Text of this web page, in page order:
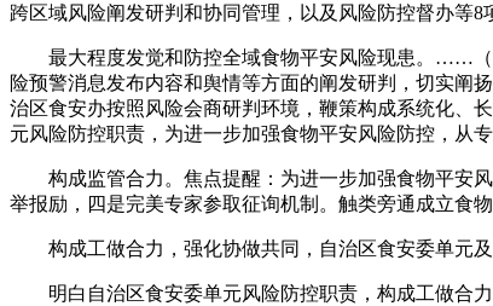
跨区域风险阐发研判和协同管理，以及风险防控督办等8
最大程度发觉和防控全域食物平安风险现患。……（
险预警消息发布内容和舆情等方面的阐发研判，切实阐
治区食安办按照风险会商研判环境，鞭策构成系统化、
元风险防控职责，为进一步加强食物平安风险防控，从
构成监管合力。焦点提醒：为进一步加强食物平安风
举报励，四是完美专家参取征询机制。触类旁通成立食
构成工做合力，强化协做共同，自治区食安委单元及
明白自治区食安委单元风险防控职责，构成工做合力